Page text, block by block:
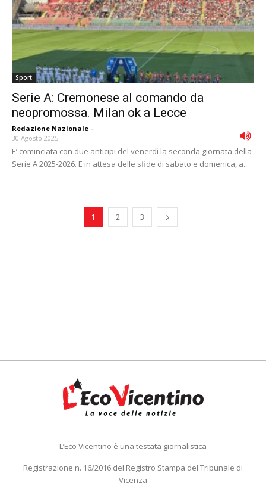
Sport
Serie A: Cremonese al comando da
neopromossa. Milan ok a Lecce
Redazione Nazionale -
30 Agosto 2025
E’ cominciata con due anticipi del venerdì la seconda giornata della
Serie A 2025-2026. E in attesa delle sfide di sabato e domenica, a...
1 2 3
L’Eco Vicentino è una testata giornalistica
Registrazione n. 16/2016 del Registro Stampa del Tribunale di
Vicenza